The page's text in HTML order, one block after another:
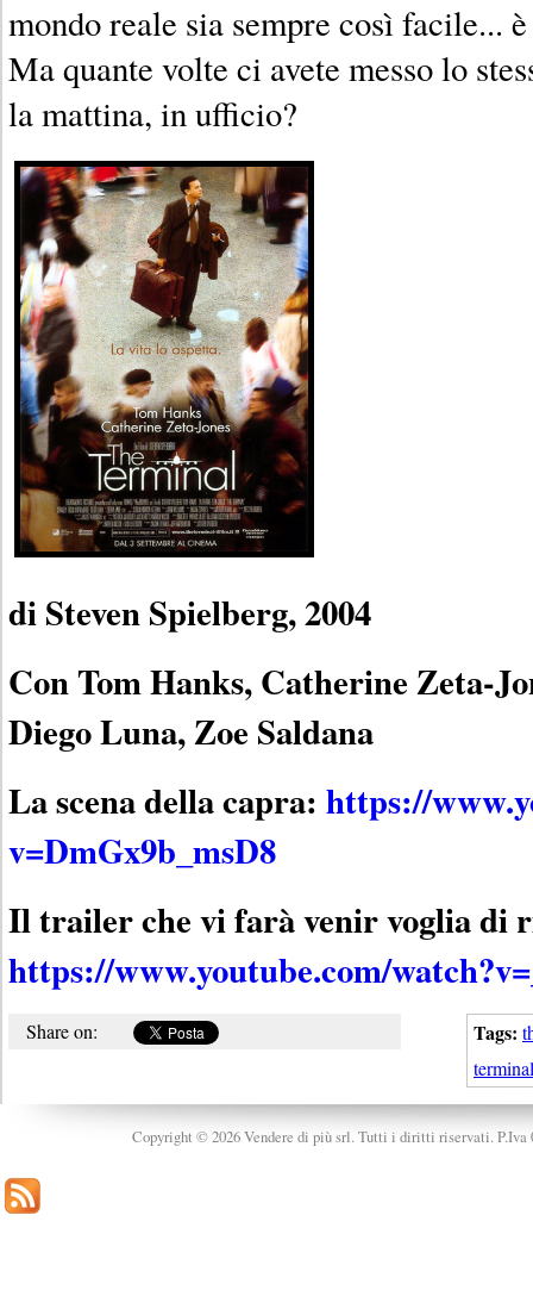
mondo reale sia sempre così facile...
Ma quante volte ci avete messo lo
la mattina, in ufficio?
di Steven Spielberg, 2004
Con Tom Hanks, Catherine Zeta-
Diego Luna, Zoe Saldana
La scena della capra: https://
v=DmGx9b_msD8
Il trailer che vi farà venir voglia di
https://www.youtube.com/
Tags:
Share on:
Copyright © 2026 Vendere di più srl. Tutti i diritti riservati. P.Iva